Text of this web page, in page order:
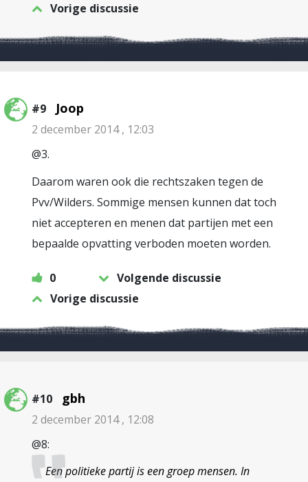
Vorige discussie
#9 Joop
2 december 2014 , 12:03
@3.
Daarom waren ook die rechtszaken tegen de
Pvv/Wilders. Sommige mensen kunnen dat toch
niet accepteren en menen dat partijen met een
bepaalde opvatting verboden moeten worden.
0
Volgende discussie
Vorige discussie
#10 gbh
2 december 2014 , 12:08
@8:
Een politieke partij is een groep mensen. In